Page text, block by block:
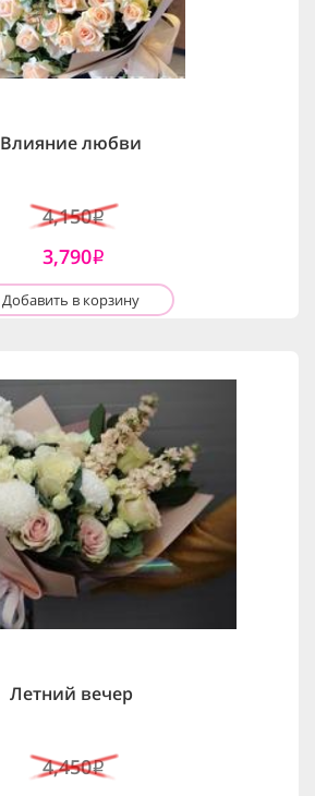
Влияние любви
4,150i
3,790i
Добавить в корзину
Летний вечер
4,450i